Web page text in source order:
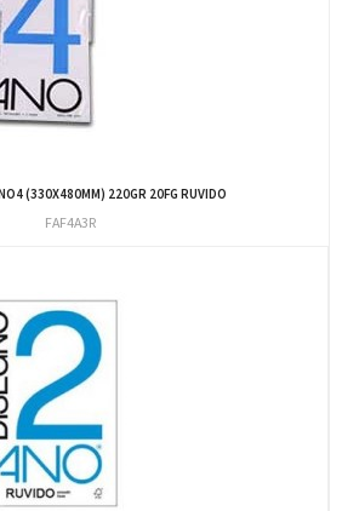
(330X480MM) 220GR 20FG RUVIDO
FAF4A3R